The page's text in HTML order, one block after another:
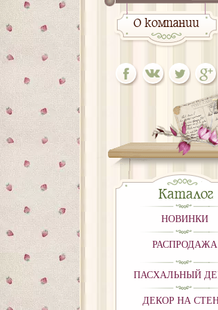
О компании
Каталог
НОВИНКИ
РАСПРОДАЖА
ПАСХАЛЬНЫЙ
ДЕКОР НА